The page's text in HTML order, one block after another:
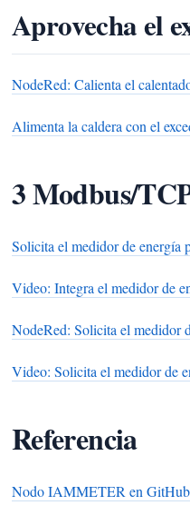
Aprovecha el
NodeRed: Calienta el
Alimenta la caldera con el
3 Modbus/
Solicita el medidor de energía
Video: Integra el medidor de
NodeRed: Solicita el medidor
Video: Solicita el medidor de
Referencia
Nodo IAMMETER en GitHub